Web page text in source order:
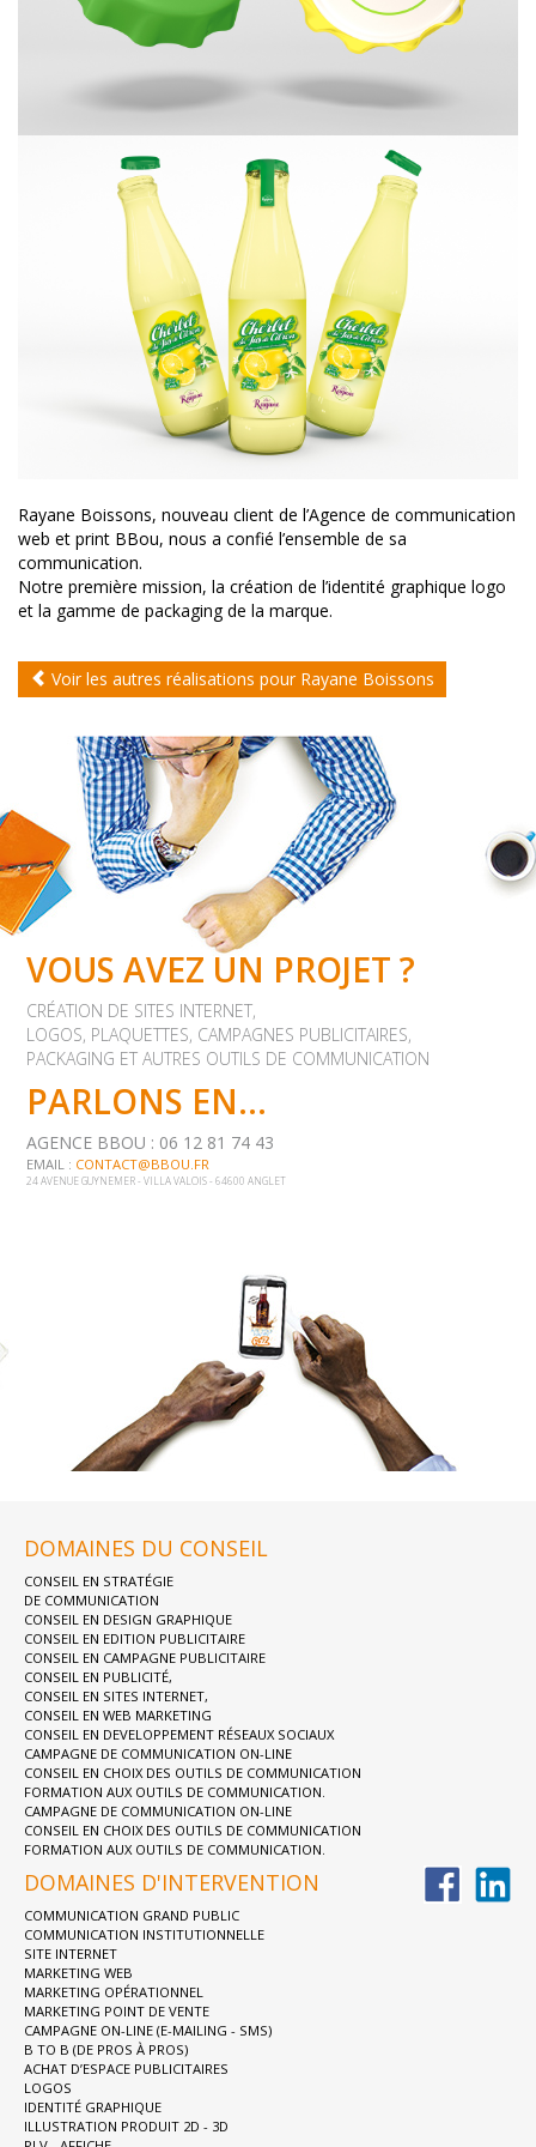
Rayane Boissons, nouveau client de l’Agence de communication
web et print BBou, nous a confié l’ensemble de sa
communication.
Notre première mission, la création de l’identité graphique logo
et la gamme de packaging de la marque.
Voir les autres réalisations pour Rayane Boissons
VOUS AVEZ UN PROJET ?
CRÉATION DE SITES INTERNET,
LOGOS, PLAQUETTES, CAMPAGNES PUBLICITAIRES,
PACKAGING ET AUTRES OUTILS DE COMMUNICATION
PARLONS EN...
AGENCE BBOU : 06 12 81 74 43
EMAIL : CONTACT@BBOU.FR
24 AVENUE GUYNEMER - VILLA VALOIS - 64600 ANGLET
DOMAINES DU CONSEIL
CONSEIL EN STRATÉGIE
DE COMMUNICATION
CONSEIL EN DESIGN GRAPHIQUE
CONSEIL EN EDITION PUBLICITAIRE
CONSEIL EN CAMPAGNE PUBLICITAIRE
CONSEIL EN PUBLICITÉ,
CONSEIL EN SITES INTERNET,
CONSEIL EN WEB MARKETING
CONSEIL EN DEVELOPPEMENT RÉSEAUX SOCIAUX
CAMPAGNE DE COMMUNICATION ON-LINE
CONSEIL EN CHOIX DES OUTILS DE COMMUNICATION
FORMATION AUX OUTILS DE COMMUNICATION.
CAMPAGNE DE COMMUNICATION ON-LINE
CONSEIL EN CHOIX DES OUTILS DE COMMUNICATION
FORMATION AUX OUTILS DE COMMUNICATION.
DOMAINES D'INTERVENTION
COMMUNICATION GRAND PUBLIC
COMMUNICATION INSTITUTIONNELLE
SITE INTERNET
MARKETING WEB
MARKETING OPÉRATIONNEL
MARKETING POINT DE VENTE
CAMPAGNE ON-LINE (E-MAILING - SMS)
B TO B (DE PROS À PROS)
ACHAT D’ESPACE PUBLICITAIRES
LOGOS
IDENTITÉ GRAPHIQUE
ILLUSTRATION PRODUIT 2D - 3D